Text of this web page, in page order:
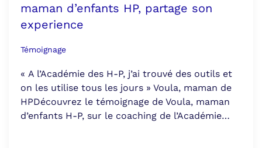
maman d’enfants HP, partage son
experience
Témoignage
« A l’Académie des H-P, j’ai trouvé des outils et
on les utilise tous les jours » Voula, maman de
HPDécouvrez le témoignage de Voula, maman
d’enfants H-P, sur le coaching de l’Académie…